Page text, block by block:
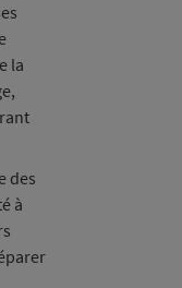
la
des
à